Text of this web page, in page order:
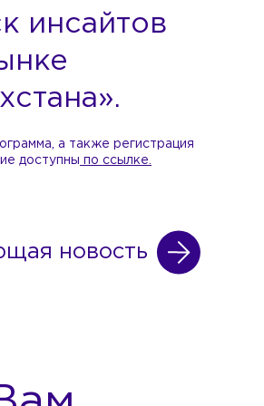
инсайтов
а также регистрация
доступны по ссылке.
новость